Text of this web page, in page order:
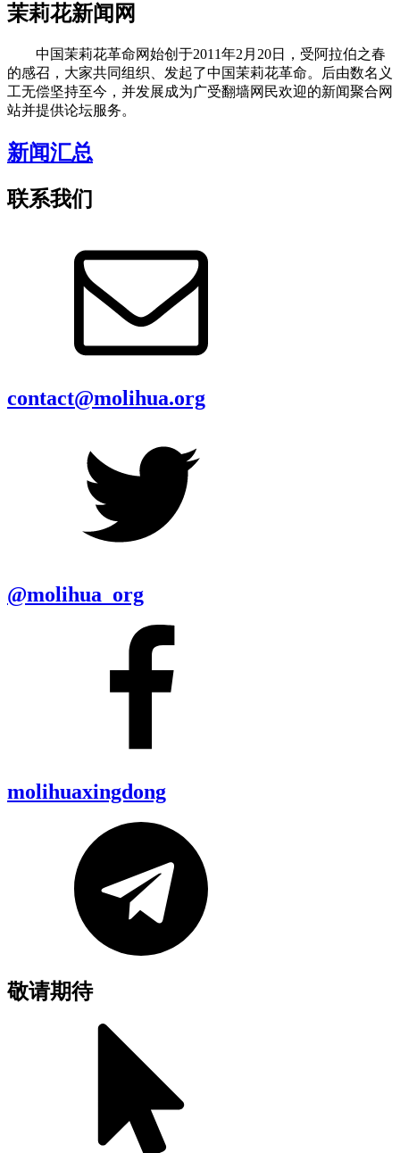
茉莉花新闻网
中国茉莉花革命网始创于2011年2月20日，受阿拉伯之春
的感召，大家共同组织、发起了中国茉莉花革命。后由数名义
工无偿坚持至今，并发展成为广受翻墙网民欢迎的新闻聚合网
站并提供论坛服务。
新闻汇总
联系我们
contact@molihua.org
@molihua_org
molihuaxingdong
敬请期待